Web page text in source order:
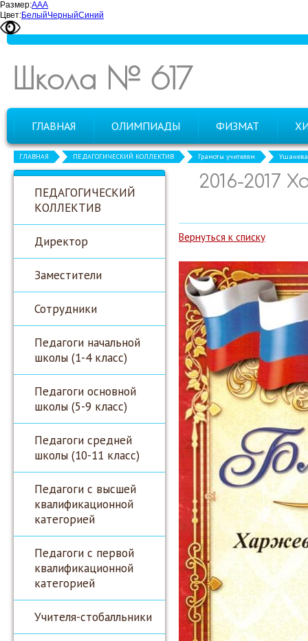
Размер:ААА
Цвет:БелыйЧерныйСиний
Школа № 617
ГЛАВНАЯ ОЛИМПИАДЫ ФИЗМАТ
ГЛАВНАЯ ПЕДАГОГИЧЕСКИЙ КОЛЛЕКТИВ Грамоты учителям
ПЕДАГОГИЧЕСКИЙ
КОЛЛЕКТИВ
Директор
Заместители
Сотрудники
Педагоги начальной
школы (1-4 класс)
Педагоги основной
школы (5-9 класс)
Педагоги средней
школы (10-11 класс)
Педагоги с высшей
квалификационной
категорией
Педагоги с первой
квалификационной
категорией
Учителя-стобалльники
2016-2017
Вернуться к списку